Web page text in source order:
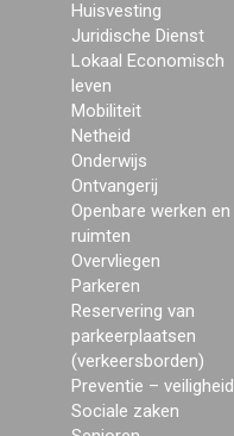
Huisvesting
Juridische Dienst
Lokaal Economisch
leven
Mobiliteit
Netheid
Onderwijs
Ontvangerij
Openbare werken en
ruimten
Overvliegen
Parkeren
Reservering van
parkeerplaatsen
(verkeersborden)
Preventie – veiligheid
Sociale zaken